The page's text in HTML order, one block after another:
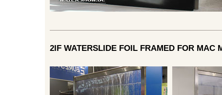
2IF WATERSLIDE FOIL FRAMED FOR MAC